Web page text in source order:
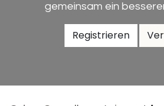
gemeinsam ein
Registrieren